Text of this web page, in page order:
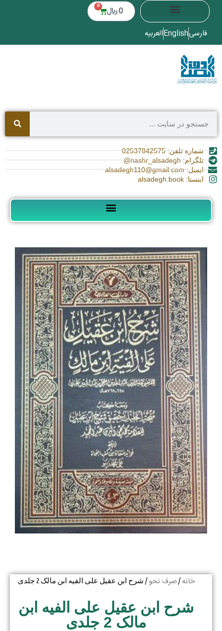
0 ﷼ 0
فارسیEnglishالعربیه
شماره تلفن: 02537842575
تلگرام: nashr_alsadegh@
ایمیل: alsadegh110@gmail.com
اینستا: alsadegh.book
خانه/صرف نحو/ شرح ابن عقیل علی الفیه ابن مالک 2 جلدی
شرح ابن عقیل علی الفیه ابن
مالک 2 جلدی